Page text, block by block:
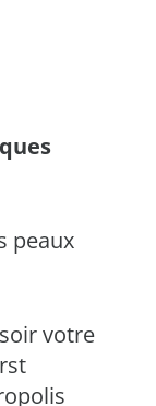
peaux
votre